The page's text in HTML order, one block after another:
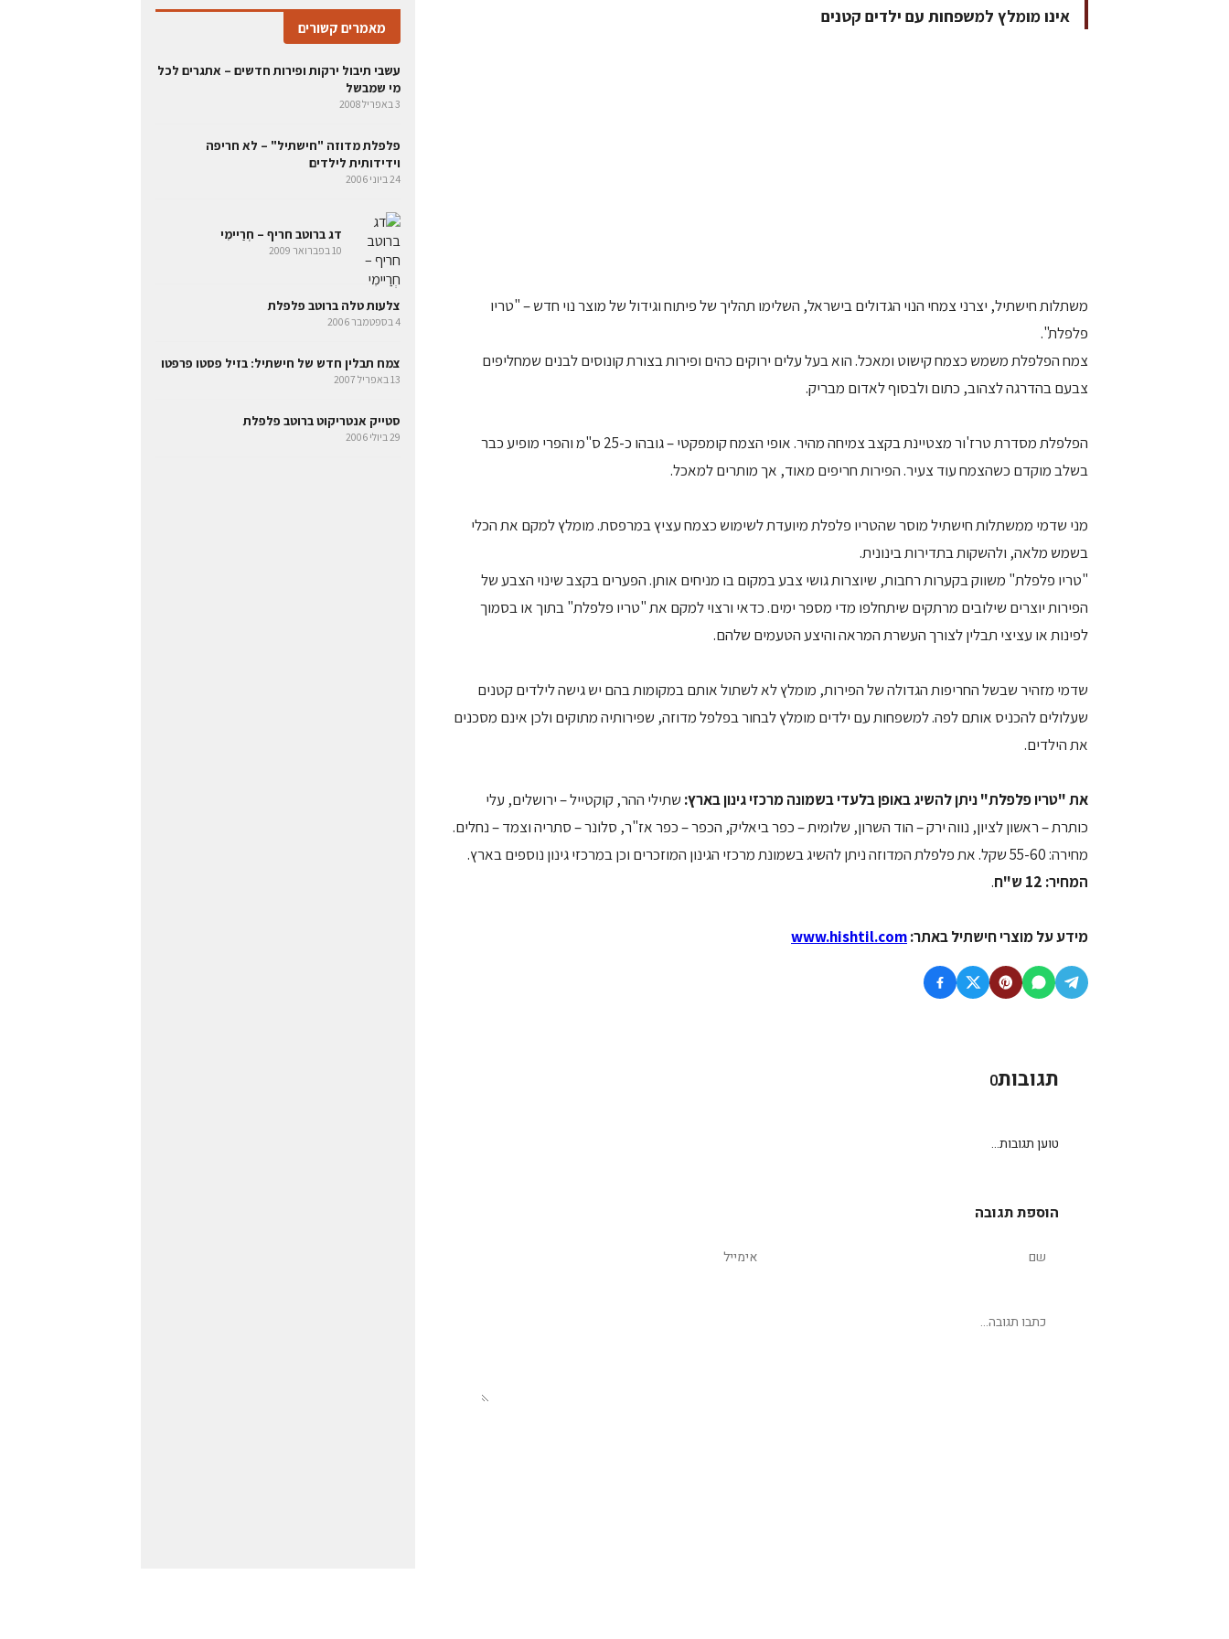
אינו מומלץ למשפחות עם ילדים קטנים
משתלות חישתיל, יצרני צמחי הנוי הגדולים בישראל, השלימו תהליך של פיתוח וגידול של מוצר נוי חדש – "טריו
פלפלת".
צמח הפלפלת משמש כצמח קישוט ומאכל. הוא בעל עלים ירוקים כהים ופירות בצורת קונוסים לבנים שמחליפים
צבעם בהדרגה לצהוב, כתום ולבסוף לאדום מבריק.
הפלפלת מסדרת טרז'ור מצטיינת בקצב צמיחה מהיר. אופי הצמח קומפקטי – גובהו כ-25 ס"מ והפרי מופיע כבר
בשלב מוקדם כשהצמח עוד צעיר. הפירות חריפים מאוד, אך מותרים למאכל.
מני שדמי ממשתלות חישתיל מוסר שהטריו פלפלת מיועדת לשימוש כצמח עציץ במרפסת. מומלץ למקם את הכלי
בשמש מלאה, ולהשקות בתדירות בינונית.
"טריו פלפלת" משווק בקערות רחבות, שיוצרות גושי צבע במקום בו מניחים אותן. הפערים בקצב שינוי הצבע של
הפירות יוצרים שילובים מרתקים שיתחלפו מדי מספר ימים. כדאי ורצוי למקם את "טריו פלפלת" בתוך או בסמוך
לפינות או עציצי תבלין לצורך העשרת המראה והיצע הטעמים שלהם.
שדמי מזהיר שבשל החריפות הגדולה של הפירות, מומלץ לא לשתול אותם במקומות בהם יש גישה לילדים קטנים
שעלולים להכניס אותם לפה. למשפחות עם ילדים מומלץ לבחור בפלפל מדוזה, שפירותיה מתוקים ולכן אינם מסכנים
את הילדים.
את "טריו פלפלת" ניתן להשיג באופן בלעדי בשמונה מרכזי גינון בארץ: שתילי ההר, קוקטייל – ירושלים, עלי
כותרת – ראשון לציון, נווה ירק – הוד השרון, שלומית – כפר ביאליק, הכפר – כפר אז"ר, סלונר – סתריה וצמד – נחלים.
מחירה: 55-60 שקל. את פלפלת המדוזה ניתן להשיג בשמונת מרכזי הגינון המוזכרים וכן במרכזי גינון נוספים בארץ.
המחיר: 12 ש"ח
.
מידע על מוצרי חישתיל באתר:www.hishtil.com
תגובות0
טוען תגובות...
הוספת תגובה
מאמרים קשורים
עשבי תיבול ירקות ופירות חדשים – אתגרים לכל
מי שמבשל
3 באפריל 2008
פלפלת מדוזה "חישתיל" – לא חריפה
וידידותית לילדים
24 ביוני 2006
דג ברוטב חריף – חְרַיימִי
10 בפברואר 2009
צלעות טלה ברוטב פלפלת
4 בספטמבר 2006
צמח תבלין חדש של חישתיל: בזיל פסטו פרפטו
13 באפריל 2007
סטייק אנטריקוט ברוטב פלפלת
29 ביולי 2006